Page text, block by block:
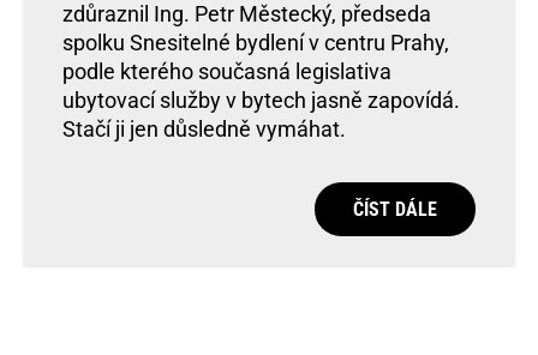
zdůraznil Ing. Petr Městecký, předseda
spolku Snesitelné bydlení v centru Prahy,
podle kterého současná legislativa
ubytovací služby v bytech jasně zapovídá.
Stačí ji jen důsledně vymáhat.
ČÍST DÁLE